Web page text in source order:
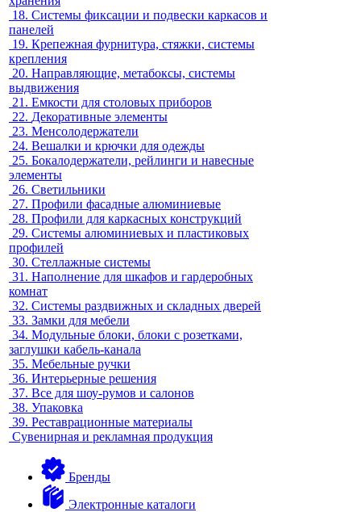
18. Системы фиксации и подвески каркасов и
панелей
19. Крепежная фурнитура, стяжки, системы
крепления
20. Направляющие, метабоксы, системы
выдвижения
21. Емкости для столовых приборов
22. Декоративные элементы
23. Менсолодержатели
24. Вешалки и крючки для одежды
25. Бокалодержатели, рейлинги и навесные
элементы
26. Светильники
27. Профили фасадные алюминиевые
28. Профили для каркасных конструкций
29. Системы алюминиевых и пластиковых
профилей
30. Стеллажные системы
31. Наполнение для шкафов и гардеробных
комнат
32. Системы раздвижных и складных дверей
33. Замки для мебели
34. Модульные блоки, блоки с розетками,
заглушки кабель-канала
35. Мебельные ручки
36. Интерьерные решения
37. Все для шоу-румов и салонов
38. Упаковка
39. Реставрационные материалы
Сувенирная и рекламная продукция
Бренды
Электронные каталоги